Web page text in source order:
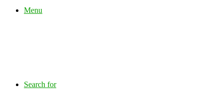
Menu
Search for